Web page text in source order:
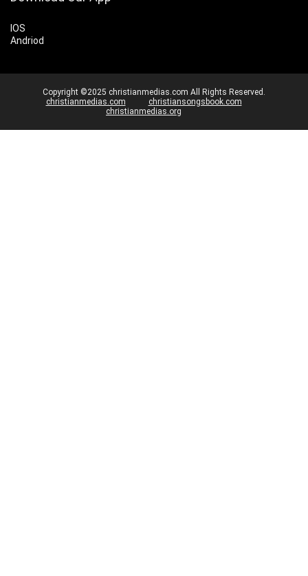
IOS
Andriod
Copyright ©2025 christianmedias.com All Rights Reserved.
christianmedias.com
christiansongsbook.com
christianmedias.org